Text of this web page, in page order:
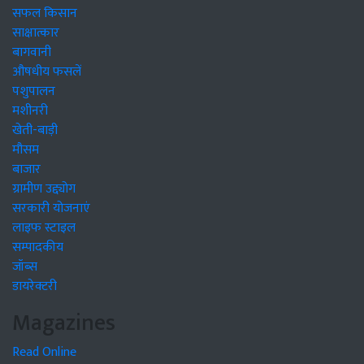
सफल किसान
साक्षात्कार
बागवानी
औषधीय फसलें
पशुपालन
मशीनरी
खेती-बाड़ी
मौसम
बाजार
ग्रामीण उद्द्योग
सरकारी योजनाएं
लाइफ स्टाइल
सम्पादकीय
जॉब्स
डायरेक्टरी
Magazines
Read Online